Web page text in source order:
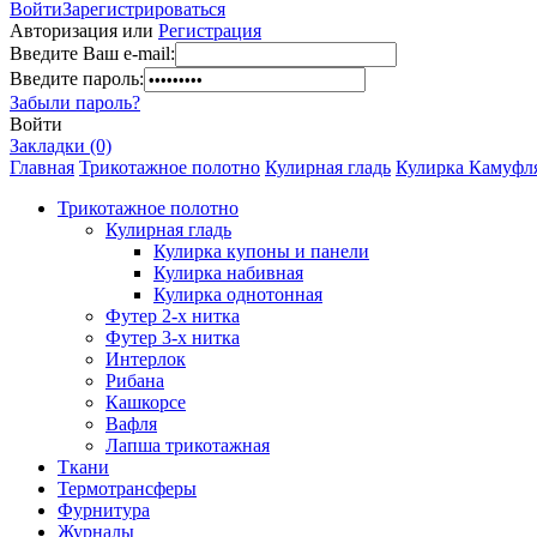
ВойтиЗарегистрироваться
Авторизация или Регистрация
Введите Ваш e-mail:
Введите пароль:
Забыли пароль?
Войти
Закладки (0)
Главная Трикотажное полотно Кулирная гладь Кулирка
Трикотажное полотно
Кулирная гладь
Кулирка купоны и панели
Кулирка набивная
Кулирка однотонная
Футер 2-х нитка
Футер 3-х нитка
Интерлок
Рибана
Кашкорсе
Вафля
Лапша трикотажная
Ткани
Термотрансферы
Фурнитура
Журналы